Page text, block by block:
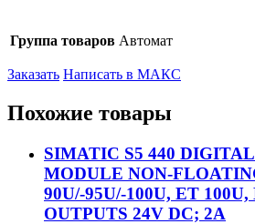
Группа товаров Автомат
Заказать Написать в МАКС
Похожие товары
SIMATIC S5 440
MODULE NON-
90U/-95U/-100U, ET 100U,
OUTPUTS 24V DC; 2A